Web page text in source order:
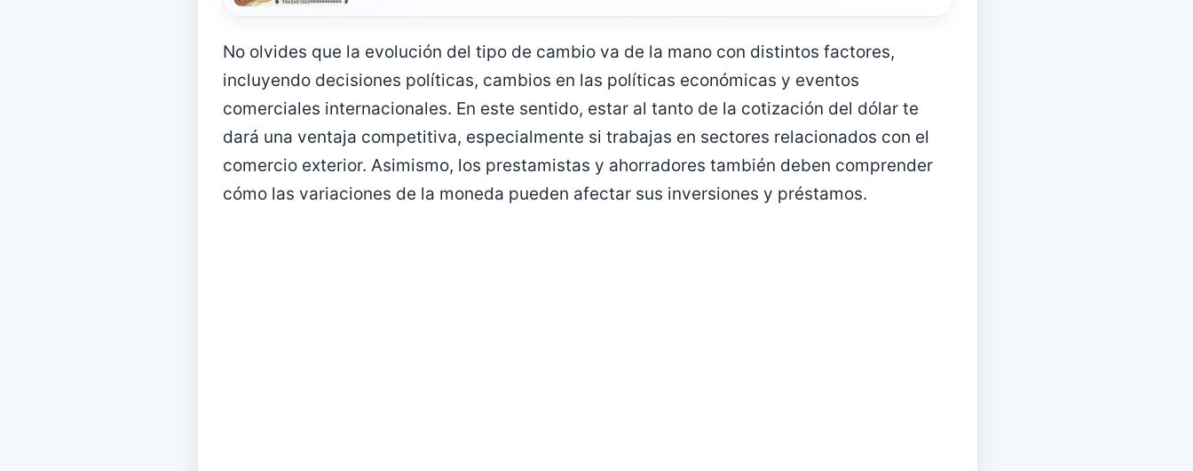
No olvides que la evolución del tipo de cambio va de la mano con distintos factores,
incluyendo decisiones políticas, cambios en las políticas económicas y eventos
comerciales internacionales. En este sentido, estar al tanto de la cotización del dólar te
dará una ventaja competitiva, especialmente si trabajas en sectores relacionados con el
comercio exterior. Asimismo, los prestamistas y ahorradores también deben comprender
cómo las variaciones de la moneda pueden afectar sus inversiones y préstamos.